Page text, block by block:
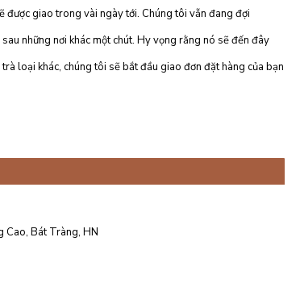
được giao trong vài ngày tới. Chúng tôi vẫn đang đợi
những nơi khác một chút. Hy vọng rằng nó sẽ đến đây
loại khác, chúng tôi sẽ bắt đầu giao đơn đặt hàng của bạn
Cao, Bát Tràng, HN